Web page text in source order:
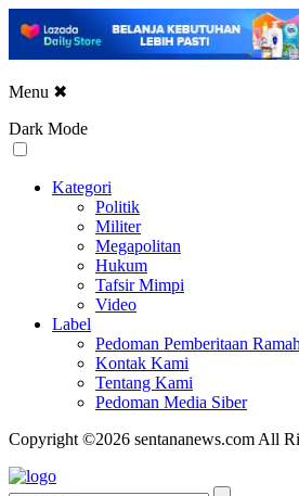
Menu ✖
Dark Mode
Kategori
Politik
Militer
Megapolitan
Hukum
Tafsir Mimpi
Video
Label
Pedoman Pemberitaan
Kontak Kami
Tentang Kami
Pedoman Media Siber
Copyright ©2026 sentananews.com All